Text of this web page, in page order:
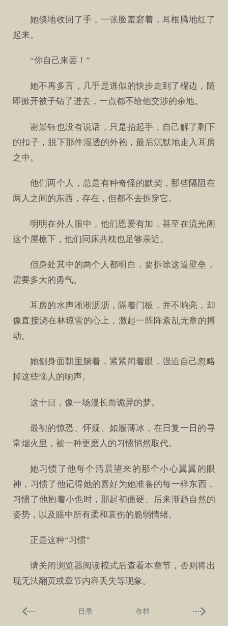
她倏地收回了手，一张脸羞窘着，耳根腾地红了
起来。
“你自己来罢！”
她不再多言，几乎是逃似的快步走到了榻边，随
即掀开被子钻了进去，一点都不给他交涉的余地。
谢景钰也没有说话，只是抬起手，自己解了剩下
的扣子，脱下那件湿透的外袍，最后沉默地走入耳房
之中。
他们两个人，总是有种奇怪的默契，那些隔阻在
两人之间的东西，存在，但都不去拆穿它。
明明在外人眼中，他们恩爱有加，甚至在流光阁
这个屋檐下，他们同床共枕也足够亲近。
但身处其中的两个人都明白，要拆除这道壁垒，
需要多大的勇气。
耳房的水声淅淅沥沥，隔着门板，并不响亮，却
像直接浇在林琼雪的心上，激起一阵阵紊乱无章的搏
动。
她侧身面朝里躺着，紧紧闭着眼，强迫自己忽略
掉这些恼人的响声。
这十日，像一场漫长而诡异的梦。
最初的惊恐、怀疑、如履薄冰，在日复一日的寻
常烟火里，被一种更磨人的习惯悄然取代。
她习惯了他每个清晨望来的那个小心翼翼的眼
神，习惯了他记得她的喜好为她准备的每一样东西，
习惯了他抱着小也时，那起初僵硬、后来渐趋自然的
姿势，以及眼中所有柔和哀伤的脆弱情绪。
正是这种“习惯”
请关闭浏览器阅读模式后查看本章节，否则将出
现无法翻页或章节内容丢失等现象。
目录 存档